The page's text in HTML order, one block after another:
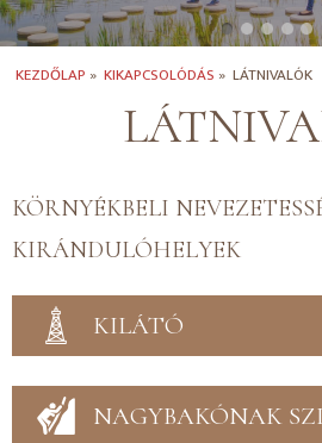
KEZDŐLAP » KIKAPCSOLÓDÁS » LÁTNIVALÓK
KÖRNYÉKBELI
KIRÁNDULÓHELYEK
KILÁTÓ
NAGYBAKÓNAK